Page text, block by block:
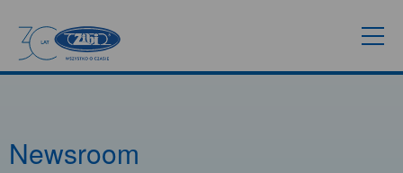
Newsroom